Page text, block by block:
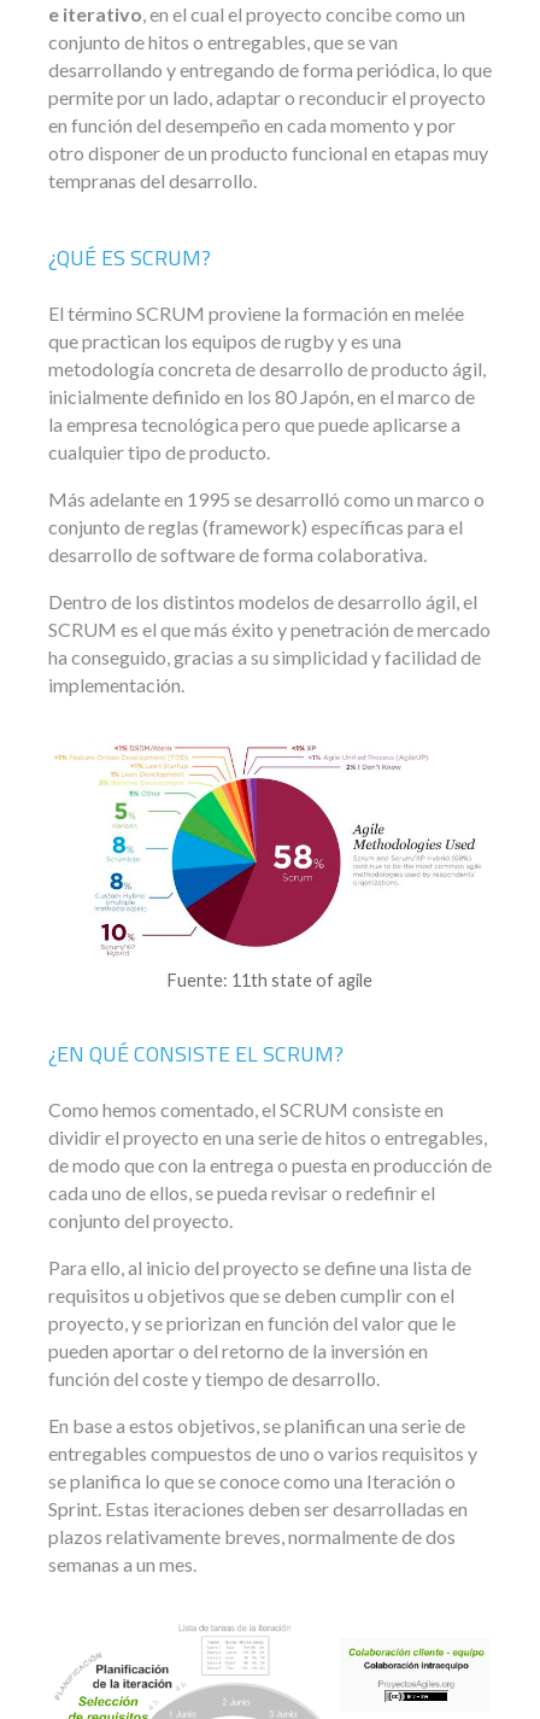
e iterativo, en el cual el proyecto concibe como un
conjunto de hitos o entregables, que se van
desarrollando y entregando de forma periódica, lo que
permite por un lado, adaptar o reconducir el proyecto
en función del desempeño en cada momento y por
otro disponer de un producto funcional en etapas muy
tempranas del desarrollo.
¿QUÉ ES SCRUM?
El término SCRUM proviene la formación en melée
que practican los equipos de rugby y es una
metodología concreta de desarrollo de producto ágil,
inicialmente definido en los 80 Japón, en el marco de
la empresa tecnológica pero que puede aplicarse a
cualquier tipo de producto.
Más adelante en 1995 se desarrolló como un marco o
conjunto de reglas (framework) específicas para el
desarrollo de software de forma colaborativa.
Dentro de los distintos modelos de desarrollo ágil, el
SCRUM es el que más éxito y penetración de mercado
ha conseguido, gracias a su simplicidad y facilidad de
implementación.
Fuente: 11th state of agile
¿EN QUÉ CONSISTE EL SCRUM?
Como hemos comentado, el SCRUM consiste en
dividir el proyecto en una serie de hitos o entregables,
de modo que con la entrega o puesta en producción de
cada uno de ellos, se pueda revisar o redefinir el
conjunto del proyecto.
Para ello, al inicio del proyecto se define una lista de
requisitos u objetivos que se deben cumplir con el
proyecto, y se priorizan en función del valor que le
pueden aportar o del retorno de la inversión en
función del coste y tiempo de desarrollo.
En base a estos objetivos, se planifican una serie de
entregables compuestos de uno o varios requisitos y
se planifica lo que se conoce como una Iteración o
Sprint. Estas iteraciones deben ser desarrolladas en
plazos relativamente breves, normalmente de dos
semanas a un mes.